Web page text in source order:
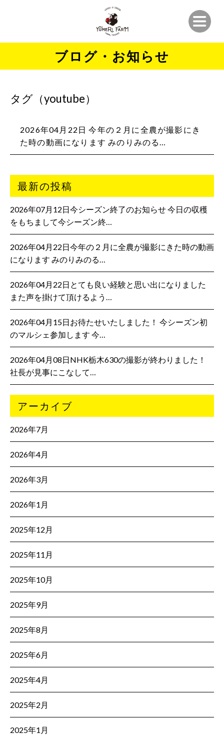
ブログ・お知らせ
タグ（youtube）
2026年04月22日 今年の２月に全農が撮影にき
た時の動画になります みのりみのる…
最新の投稿
2026年07月12日今シーズン終了のお知らせ 今日の収穫
をもちまして今シーズン終…
2026年04月22日今年の２月に全農が撮影にきた時の動画
になります みのりみのる…
2026年04月22日とても良い経験と思い出になりました
また声を掛けて頂けるよう…
2026年04月15日お待たせいたしました！ 今シーズン初
のマルシェ参加します 今…
2026年04月08日NHK栃木630の撮影が終わりました！
社長が見事にこなして…
アーカイブ
2026年7月
2026年4月
2026年3月
2026年1月
2025年12月
2025年11月
2025年10月
2025年9月
2025年8月
2025年6月
2025年4月
2025年2月
2025年1月